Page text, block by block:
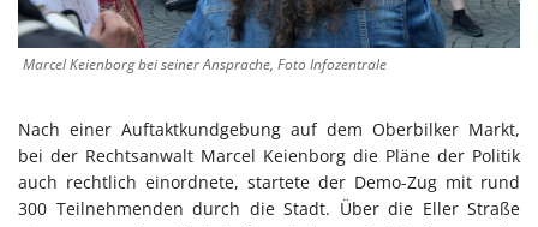
Marcel Keienborg bei seiner Ansprache, Foto Infozentrale
Nach einer Auftaktkundgebung auf dem Oberbilker Markt,
bei der Rechtsanwalt Marcel Keienborg die Pläne der Politik
auch rechtlich einordnete, startete der Demo-Zug mit rund
300 Teilnehmenden durch die Stadt. Über die Eller Straße